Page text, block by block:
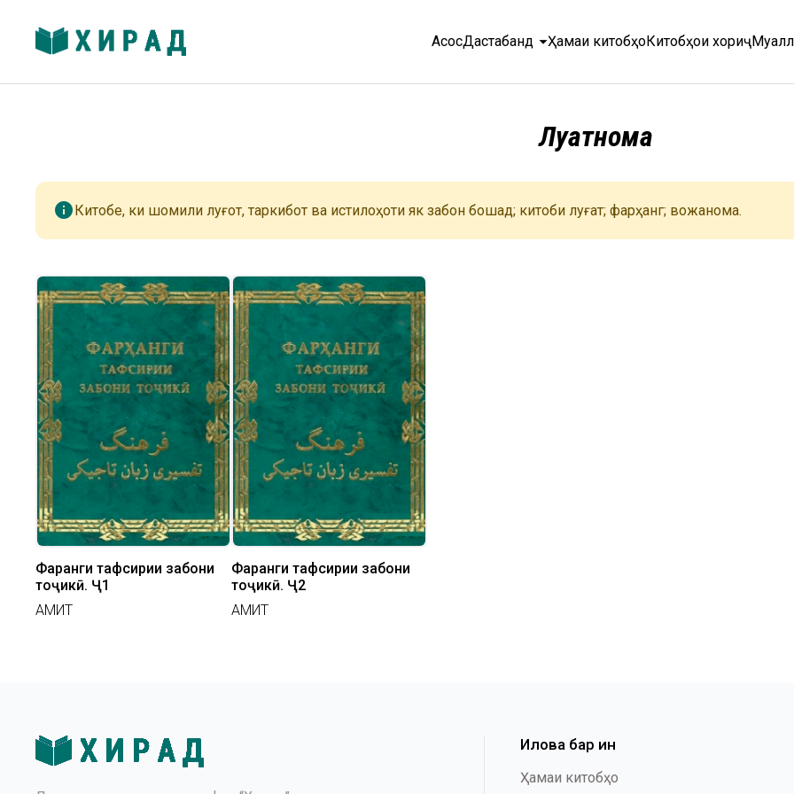
АсосӣДастабандӣarrow_drop_downҲамаи китобҳоКитобҳои хориҷӣ
Луғатнома
infoКитобе, ки шомили луғот, таркибот ва истилоҳоти як забон бошад; китоби луғат; фарҳанг; вожанома.
Фарҳанги тафсирии забони
тоҷикӣ. Ҷ1
АМИТ
Фарҳанги тафсирии забони
тоҷикӣ. Ҷ2
АМИТ
Илова бар ин
Ҳамаи китобҳо